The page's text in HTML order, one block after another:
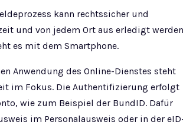
kann rechtssicher und
und von jedem Ort aus erledigt
es mit dem Smartphone.
Anwendung des Online-Dienstes steht
im Fokus. Die Authentifizierung erfolgt
wie zum Beispiel der BundID. Dafür
im Personalausweis oder in der